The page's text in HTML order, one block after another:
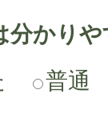
分かり
普通